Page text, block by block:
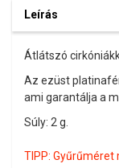
Leírás
Átlátszó
Az ezüst
ami garantálja a
Súly: 2 g.
TIPP: Gyűrűméret